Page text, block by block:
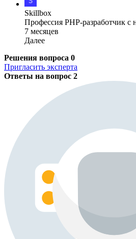
Skillbox
Профессия PHP-разработчик с
7 месяцев
Далее
Решения вопроса 0
Пригласить эксперта
Ответы на вопрос 2